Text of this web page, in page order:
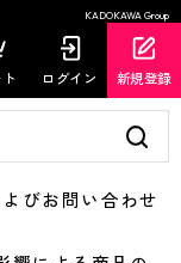
KADOKAWA Group
ログイン 新規登録
びお問い合わせ